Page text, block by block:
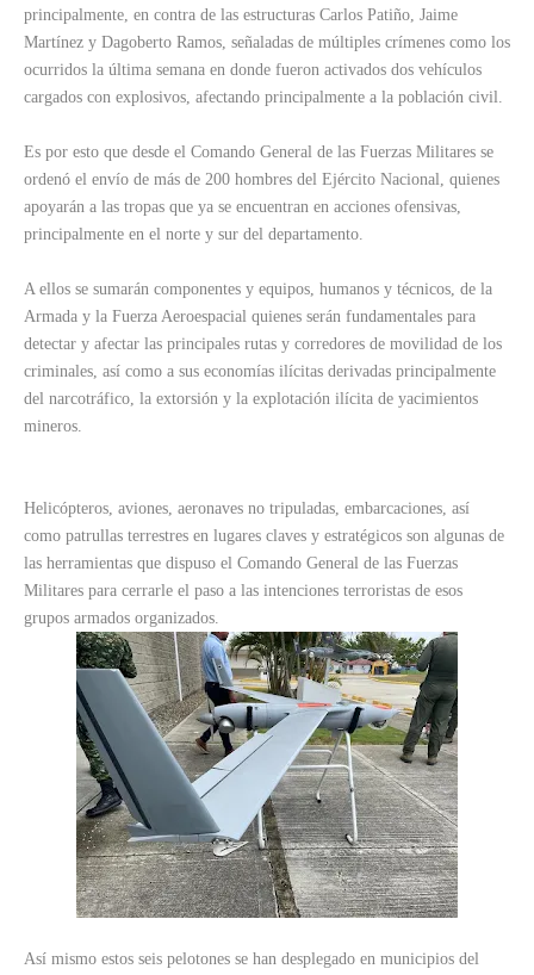
principalmente, en contra de las estructuras Carlos Patiño, Jaime
Martínez y Dagoberto Ramos, señaladas de múltiples crímenes como los
ocurridos la última semana en donde fueron activados dos vehículos
cargados con explosivos, afectando principalmente a la población civil.
Es por esto que desde el Comando General de las Fuerzas Militares se
ordenó el envío de más de 200 hombres del Ejército Nacional, quienes
apoyarán a las tropas que ya se encuentran en acciones ofensivas,
principalmente en el norte y sur del departamento.
A ellos se sumarán componentes y equipos, humanos y técnicos, de la
Armada y la Fuerza Aeroespacial quienes serán fundamentales para
detectar y afectar las principales rutas y corredores de movilidad de los
criminales, así como a sus economías ilícitas derivadas principalmente
del narcotráfico, la extorsión y la explotación ilícita de yacimientos
mineros.
Helicópteros, aviones, aeronaves no tripuladas, embarcaciones, así
como patrullas terrestres en lugares claves y estratégicos son algunas de
las herramientas que dispuso el Comando General de las Fuerzas
Militares para cerrarle el paso a las intenciones terroristas de esos
grupos armados organizados.
Así mismo estos seis pelotones se han desplegado en municipios del